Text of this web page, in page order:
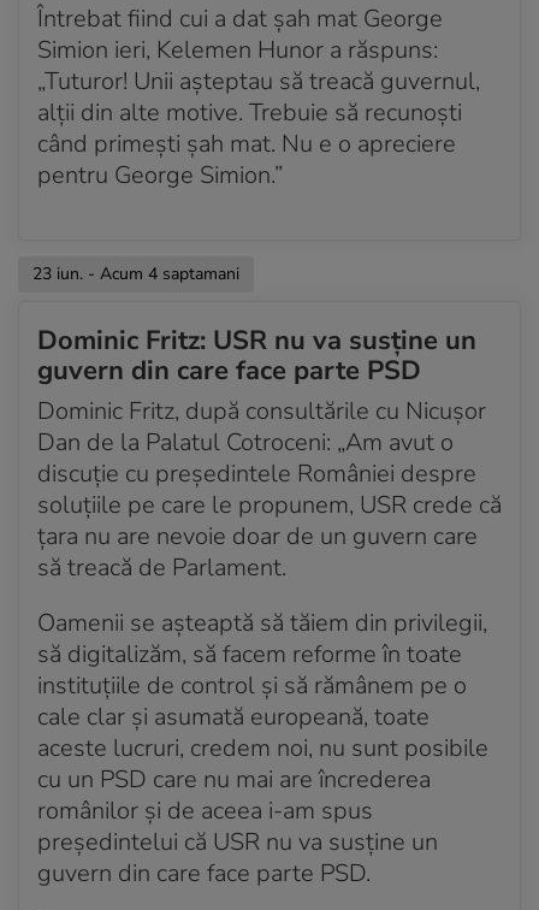
Întrebat fiind cui a dat șah mat George
Simion ieri, Kelemen Hunor a răspuns:
„Tuturor! Unii așteptau să treacă guvernul,
alții din alte motive. Trebuie să recunoști
când primești șah mat. Nu e o apreciere
pentru George Simion.”
23 iun. - Acum 4 saptamani
Dominic Fritz: USR nu va susține un
guvern din care face parte PSD
Dominic Fritz, după consultările cu Nicușor
Dan de la Palatul Cotroceni: „Am avut o
discuție cu președintele României despre
soluțiile pe care le propunem, USR crede că
țara nu are nevoie doar de un guvern care
să treacă de Parlament.
Oamenii se așteaptă să tăiem din privilegii,
să digitalizăm, să facem reforme în toate
instituțiile de control și să rămânem pe o
cale clar și asumată europeană, toate
aceste lucruri, credem noi, nu sunt posibile
cu un PSD care nu mai are încrederea
românilor și de aceea i-am spus
președintelui că USR nu va susține un
guvern din care face parte PSD.